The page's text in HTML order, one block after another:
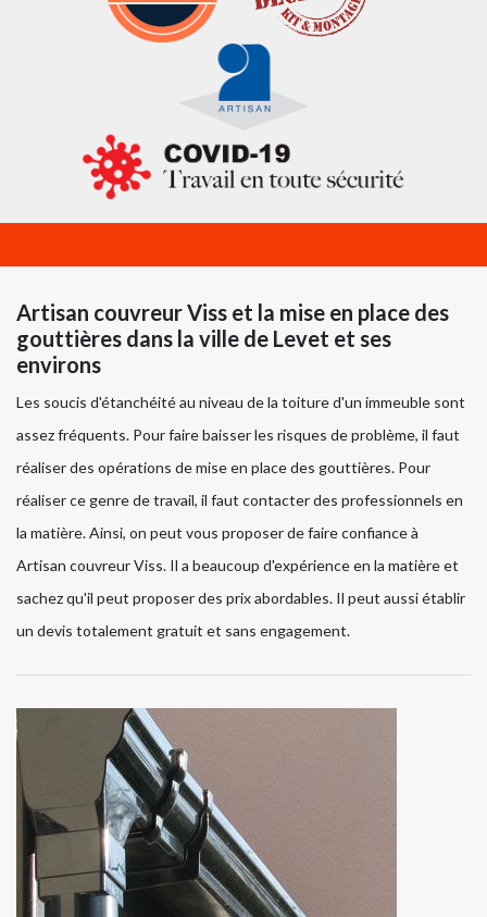
Artisan couvreur Viss et la mise en place des
gouttières dans la ville de Levet et ses
environs
Les soucis d'étanchéité au niveau de la toiture d'un immeuble sont
assez fréquents. Pour faire baisser les risques de problème, il faut
réaliser des opérations de mise en place des gouttières. Pour
réaliser ce genre de travail, il faut contacter des professionnels en
la matière. Ainsi, on peut vous proposer de faire confiance à
Artisan couvreur Viss. Il a beaucoup d'expérience en la matière et
sachez qu'il peut proposer des prix abordables. Il peut aussi établir
un devis totalement gratuit et sans engagement.